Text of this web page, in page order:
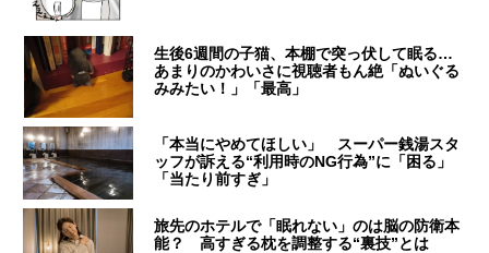
生後6週間の子猫、本棚で突っ伏して眠る…
あまりのかわいさに視聴者もん絶「ぬいぐる
みみたい！」「最高」
「本当にやめてほしい」 スーパー銭湯スタ
ッフが訴える“利用時のNG行為”に「困る」
「当たり前すぎ」
旅先のホテルで「眠れない」のは脳の防衛本
能？ 高すぎる枕を調整する“裏技”とは